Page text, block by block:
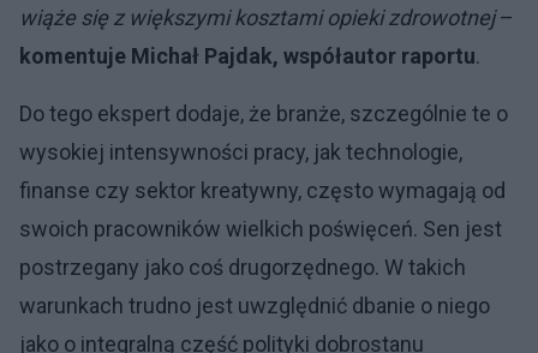
wiąże się z większymi kosztami opieki zdrowotnej–
komentuje Michał Pajdak, współautor raportu.
Do tego ekspert dodaje, że branże, szczególnie te o
wysokiej intensywności pracy, jak technologie,
finanse czy sektor kreatywny, często wymagają od
swoich pracowników wielkich poświęceń. Sen jest
postrzegany jako coś drugorzędnego. W takich
warunkach trudno jest uwzględnić dbanie o niego
jako o integralną część polityki dobrostanu